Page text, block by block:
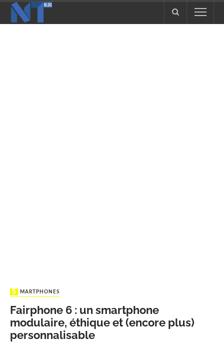
SMARTPHONES
Fairphone 6 : un smartphone
modulaire, éthique et (encore plus)
personnalisable